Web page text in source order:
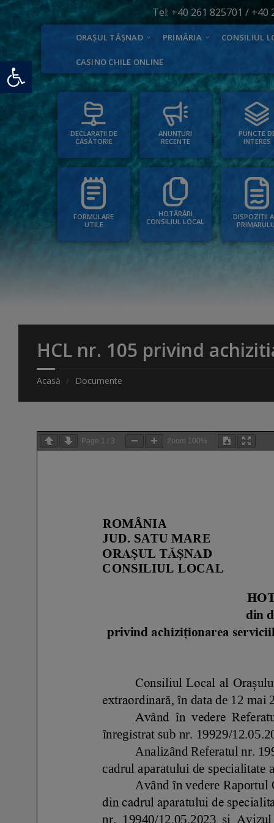
Deschide bara de unelte
Tel: +40 261 825701 / +40
ORAȘUL TĂȘNAD PRIMĂRIA CONSILIUL
CASINO CHILE ONLINE
DECLARAȚII DE
CĂSĂTORIE
ANUNȚURI
RECENTE
PUNCTE
INTERES
FORMULARE
UTILE
HOTĂRÂRI
CONSILIUL LOCAL
DISPOZIȚII
HCL nr. 105 privind
Acasă Documente
Page 1 / 3 Zoom 100%